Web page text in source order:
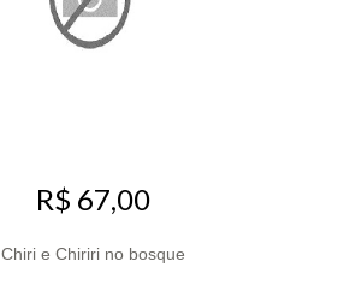
R$ 67,00
Chiri e Chiriri no bosque